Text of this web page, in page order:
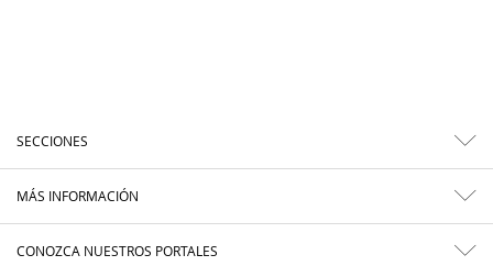
SECCIONES
MÁS INFORMACIÓN
CONOZCA NUESTROS PORTALES